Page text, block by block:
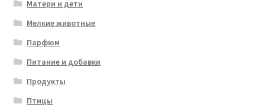
Матери и дети
Мелкие животные
Парфюм
Питание и добавки
Продукты
Птицы